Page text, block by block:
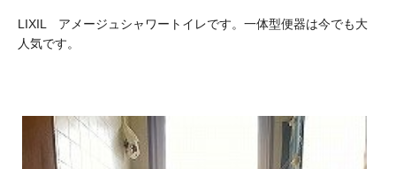
LIXIL アメージュシャワートイレです。一体型便器は今でも大
人気です。